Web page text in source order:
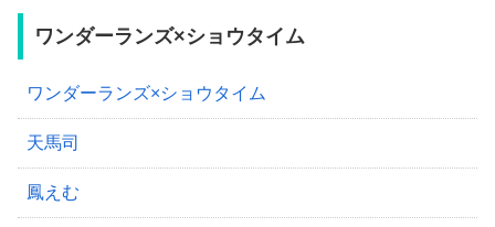
ワンダーランズ×ショウタイム
ワンダーランズ×ショウタイム
天馬司
鳳えむ